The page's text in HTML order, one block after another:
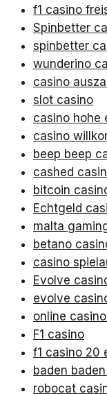
f1 casino
Spinbetter
spinbetter
wunderino
casino
slot casino
casino hohe
casino
beep beep
cashed
bitcoin
Echtgeld
malta
betano
casino
Evolve
evolve
online
F1 casino
f1 casino 20
baden
robocat